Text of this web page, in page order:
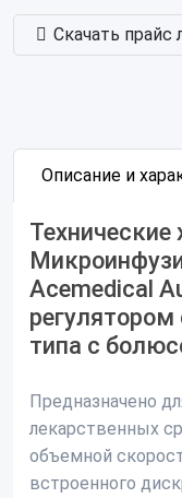
Скачать прайс
Описание и
Технические
Acemedical
типа с
Предназначено
лекарственных
объемной
встроенного